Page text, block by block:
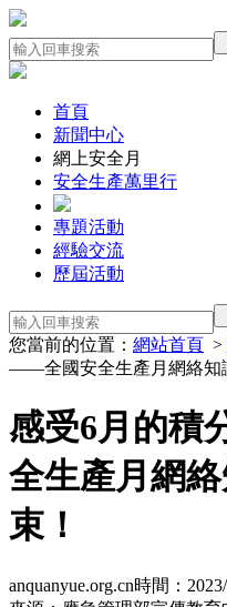
首頁
新聞中心
網上安全月
安全生產萬里行
專題活動
經驗交流
歷屆活動
您當前的位置： 網站首頁 >
——全國安全生產月網絡知
感受6月的
全生產月網
束！
anquanyue.org.cn時間：